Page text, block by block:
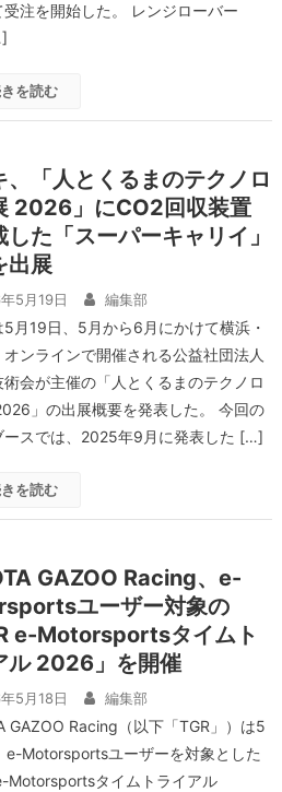
受注を開始した。 レンジローバー
を読む
、「人とくるまのテクノロ
2026」にCO2回収装置
した「スーパーキャリイ」
出展
5月19日 編集部
5月19日、5月から6月にかけて横浜・
ンラインで開催される公益社団法人
術会が主催の「人とくるまのテクノロ
」の出展概要を発表した。 今回の
ースでは、2025年9月に発表した […]
を読む
GAZOO Racing、e-
ユーザー対象の
e-Motorsportsタイムト
ル 2026」を開催
5月18日 編集部
GAZOO Racing（以下「TGR」）は5
e-Motorsportsユーザーを対象とした
Motorsportsタイムトライアル